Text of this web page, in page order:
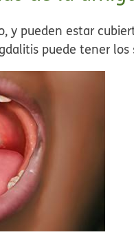
y pueden estar
puede tener los